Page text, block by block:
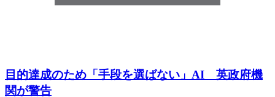
目的達成のため「手段を選ばない」AI 英政府機
関が警告